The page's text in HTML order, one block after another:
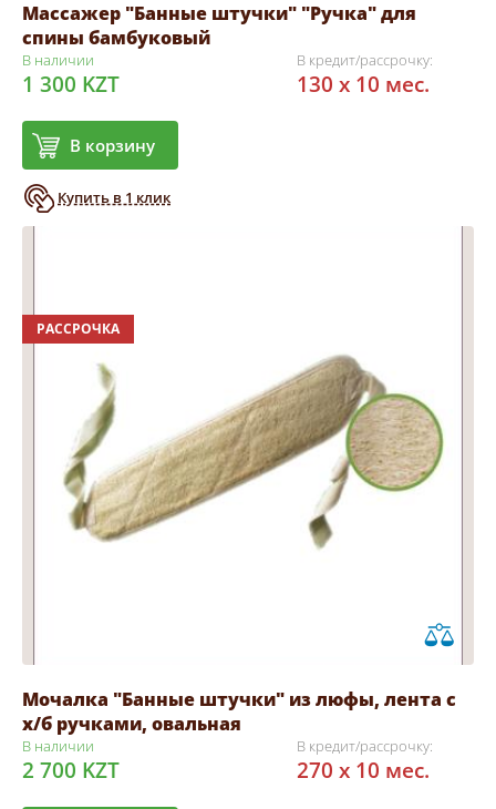
Массажер "Банные штучки" "Ручка" для
спины бамбуковый
В наличии
1 300 KZT
В корзину
Купить в 1 клик
В кредит/рассрочку:
130 x 10 мес.
РАССРОЧКА
Мочалка "Банные штучки" из люфы, лента с
х/б ручками, овальная
В наличии
2 700 KZT
В кредит/рассрочку:
270 x 10 мес.